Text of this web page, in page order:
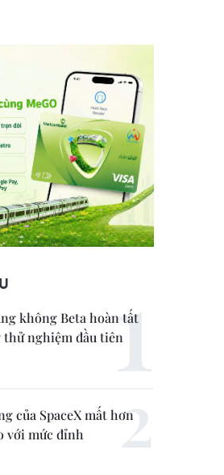
không Beta hoàn tất
thử nghiệm đầu tiên
của SpaceX mất hơn
với mức đỉnh